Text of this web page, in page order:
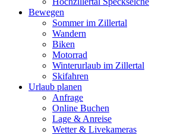
Bewegen
Sommer im Zillertal
Wandern
Biken
Motorrad
Winterurlaub im Zillertal
Skifahren
Urlaub planen
Anfrage
Online Buchen
Lage & Anreise
Wetter & Livekameras